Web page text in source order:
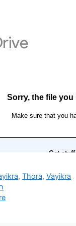
,Thora,Vayikra